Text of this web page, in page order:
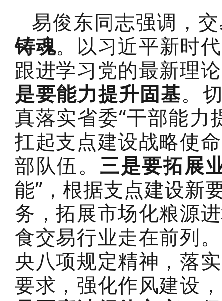
易俊东同志强调，
铸魂。以习近平新时
跟进学习党的最新理
是要能力提升固基。
真落实省委“干部能力
扛起支点建设战略使
部队伍。 三是要拓展
能”，根据支点建设新
务，拓展市场化粮源
食交易行业走在前列。
央八项规定精神，落
要求，强化作风建设